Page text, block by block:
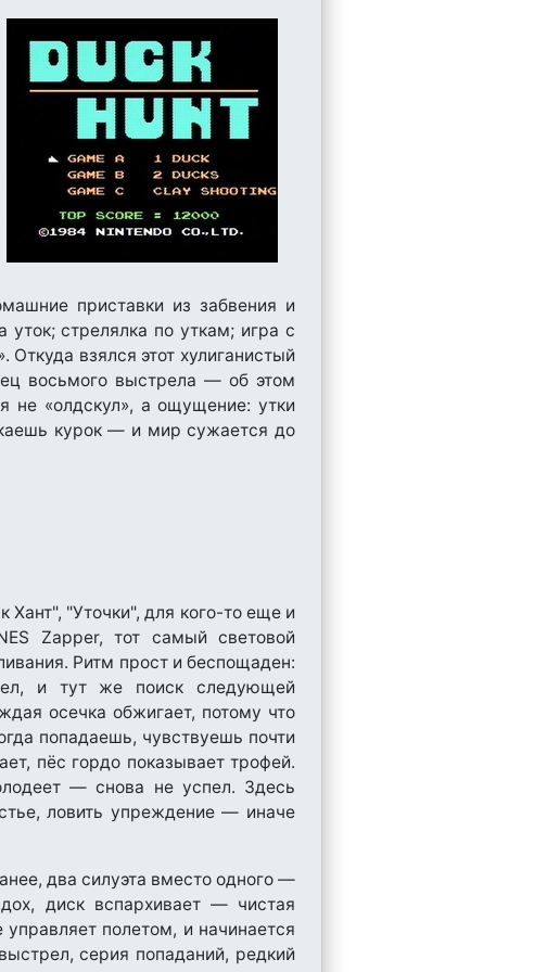
приставки из забвения и
стрелялка по уткам; игра с
взялся этот хулиганистый
восьмого выстрела — об этом
не «олдскул», а ощущение: утки
курок — и мир сужается до
"Уточки", для кого-то еще и
Zapper, тот самый световой
Ритм прост и беспощаден:
и тут же поиск следующей
осечка обжигает, потому что
попадаешь, чувствуешь почти
пёс гордо показывает трофей.
— снова не успел. Здесь
ловить упреждение — иначе
два силуэта вместо одного —
диск вспархивает — чистая
полетом, и начинается
серия попаданий, редкий